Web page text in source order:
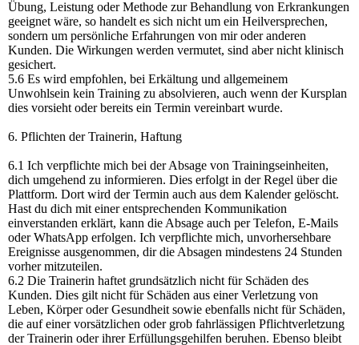
Übung, Leistung oder Methode zur Behandlung von Erkrankungen
geeignet wäre, so handelt es sich nicht um ein Heilversprechen,
sondern um persönliche Erfahrungen von mir oder anderen
Kunden. Die Wirkungen werden vermutet, sind aber nicht klinisch
gesichert.
5.6 Es wird empfohlen, bei Erkältung und allgemeinem
Unwohlsein kein Training zu absolvieren, auch wenn der Kursplan
dies vorsieht oder bereits ein Termin vereinbart wurde.
6. Pflichten der Trainerin, Haftung
6.1 Ich verpflichte mich bei der Absage von Trainingseinheiten,
dich umgehend zu informieren. Dies erfolgt in der Regel über die
Plattform. Dort wird der Termin auch aus dem Kalender gelöscht.
Hast du dich mit einer entsprechenden Kommunikation
einverstanden erklärt, kann die Absage auch per Telefon, E-Mails
oder WhatsApp erfolgen. Ich verpflichte mich, unvorhersehbare
Ereignisse ausgenommen, dir die Absagen mindestens 24 Stunden
vorher mitzuteilen.
6.2 Die Trainerin haftet grundsätzlich nicht für Schäden des
Kunden. Dies gilt nicht für Schäden aus einer Verletzung von
Leben, Körper oder Gesundheit sowie ebenfalls nicht für Schäden,
die auf einer vorsätzlichen oder grob fahrlässigen Pflichtverletzung
der Trainerin oder ihrer Erfüllungsgehilfen beruhen. Ebenso bleibt